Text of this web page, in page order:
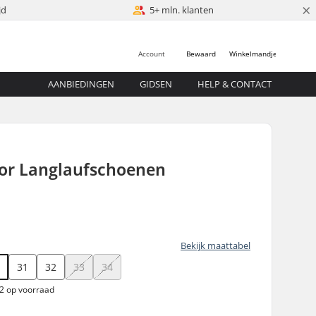
5+ mln. klanten ×
Winkelmandje
Bewaard
Account
AANBIEDINGEN GIDSEN HELP & CONTACT
Langlaufschoenen
Bekijk maattabel
31 32 33 34
op voorraad